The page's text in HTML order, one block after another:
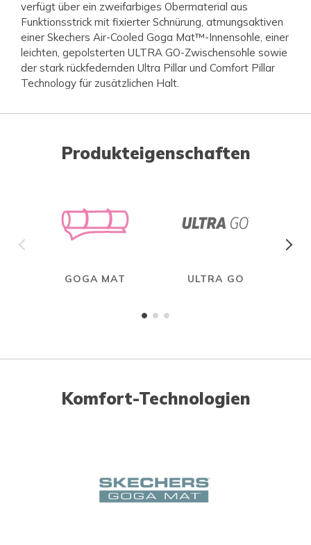
verfügt über ein zweifarbiges Obermaterial aus
Funktionsstrick mit fixierter Schnürung, atmungsaktiven
einer Skechers Air-Cooled Goga Mat™-Innensohle, einer
leichten, gepolsterten ULTRA GO-Zwischensohle sowie
der stark rückfedernden Ultra Pillar und Comfort Pillar
Technology für zusätzlichen Halt.
Produkteigenschaften
GOGA MAT
ULTRA GO
Komfort-Technologien